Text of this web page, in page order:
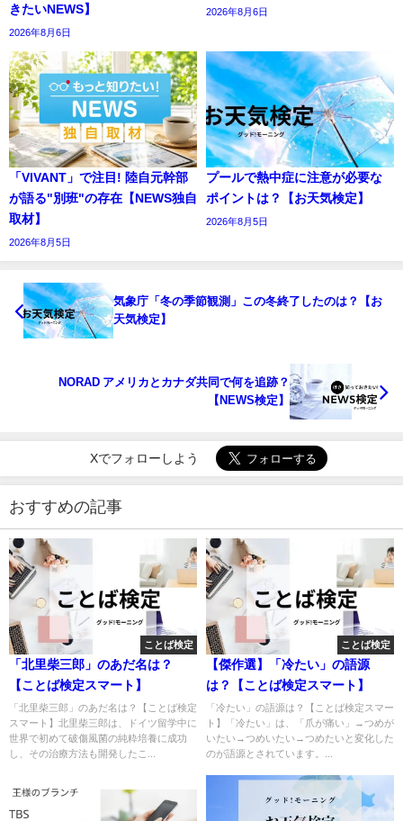
きたいNEWS】
2026年8月6日
2026年8月6日
「VIVANT」で注目! 陸自元幹部
が語る"別班"の存在【NEWS独自
取材】
2026年8月5日
プールで熱中症に注意が必要な
ポイントは？【お天気検定】
2026年8月5日
気象庁「冬の季節観測」この冬終了したのは？【お
天気検定】
NORAD アメリカとカナダ共同で何を追跡？
【NEWS検定】
Xでフォローしよう
おすすめの記事
ことば検定
「北里柴三郎」のあだ名は？
【ことば検定スマート】
「北里柴三郎」のあだ名は？【ことば検定
スマート】北里柴三郎は、ドイツ留学中に
世界で初めて破傷風菌の純粋培養に成功
し、その治療方法も開発したこ...
ことば検定
【傑作選】「冷たい」の語源
は？【ことば検定スマート】
「冷たい」の語源は？【ことば検定スマー
ト】「冷たい」は、「爪が痛い」→つめが
いたい→つめいたい→つめたいと変化した
のが語源とされています。...